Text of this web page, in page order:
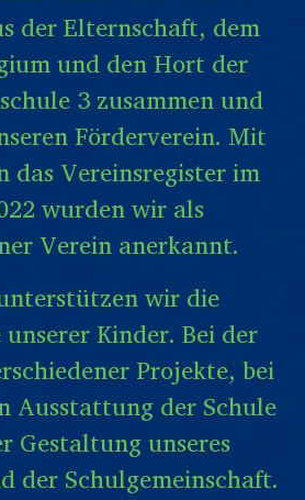
der Elternschaft, dem
und den Hort der
3 zusammen und
Förderverein. Mit
das Vereinsregister im
wurden wir als
Verein anerkannt.
wir die
Kinder. Bei der
Projekte, bei
Ausstattung der Schule
Gestaltung unseres
der Schulgemeinschaft.